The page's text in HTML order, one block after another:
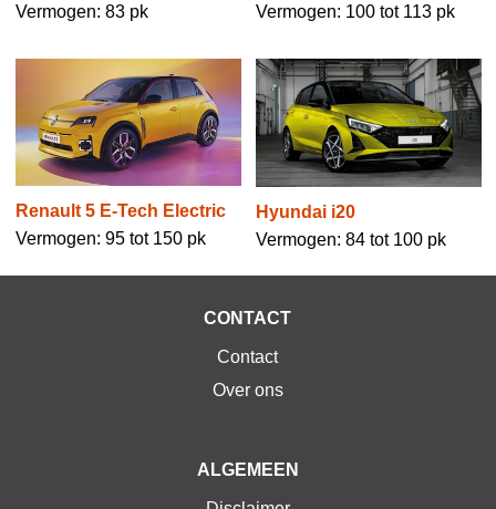
Vermogen: 83 pk
Vermogen: 100 tot 113 pk
Renault 5 E-Tech Electric
Vermogen: 95 tot 150 pk
Hyundai i20
Vermogen: 84 tot 100 pk
CONTACT
Contact
Over ons
ALGEMEEN